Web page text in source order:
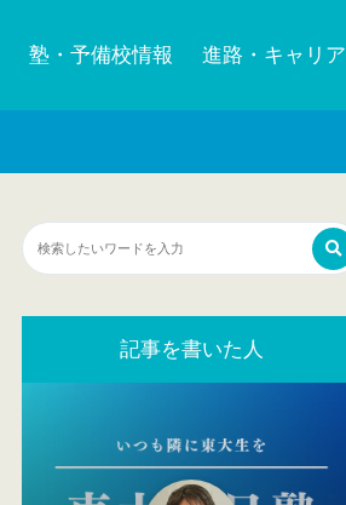
塾・予備校情報 進路・キャリア
記事を書いた人